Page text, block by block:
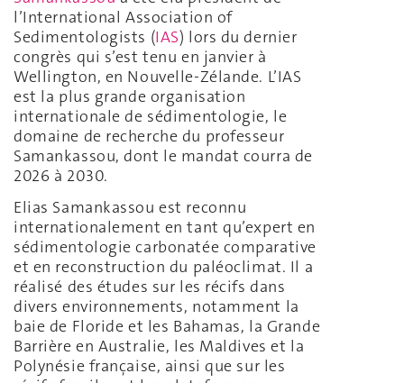
l’International Association of
Sedimentologists (IAS) lors du dernier
congrès qui s’est tenu en janvier à
Wellington, en Nouvelle-Zélande. L’IAS
est la plus grande organisation
internationale de sédimentologie, le
domaine de recherche du professeur
Samankassou, dont le mandat courra de
2026 à 2030.
Elias Samankassou est reconnu
internationalement en tant qu’expert en
sédimentologie carbonatée comparative
et en reconstruction du paléoclimat. Il a
réalisé des études sur les récifs dans
divers environnements, notamment la
baie de Floride et les Bahamas, la Grande
Barrière en Australie, les Maldives et la
Polynésie française, ainsi que sur les